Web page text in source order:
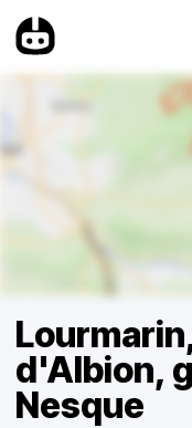
d'Albion,
Nesque